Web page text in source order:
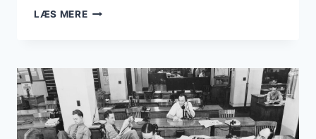
LÆS MERECTO